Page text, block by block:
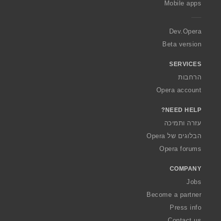
a
Mobile apps
Dev.Opera
Beta version
SERVICES
הרחבות
Opera account
NEED HELP?
עזרה ותמיכה
הבלוגים של Opera
Opera forums
COMPANY
Jobs
Become a partner
Press info